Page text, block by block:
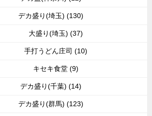
デカ盛り(埼玉) (130)
大盛り(埼玉) (37)
手打うどん庄司 (10)
キセキ食堂 (9)
デカ盛り(千葉) (14)
デカ盛り(群馬) (123)